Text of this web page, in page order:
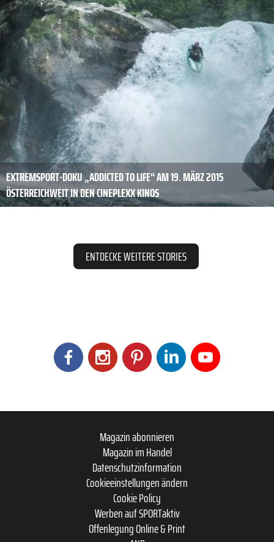
EXTREMSPORT-DOKU „ADDICTED TO LIFE“ AM 19. MÄRZ 2015
ÖSTERREICHWEIT IN DEN CINEPLEXX KINOS
ENTDECKE WEITERE STORIES
Magazin abonnieren
Magazin im Handel
Datenschutzinformation
Cookieeinstellungen ändern
Cookie Policy
Werben auf SPORTaktiv
Offenlegung Online & Print